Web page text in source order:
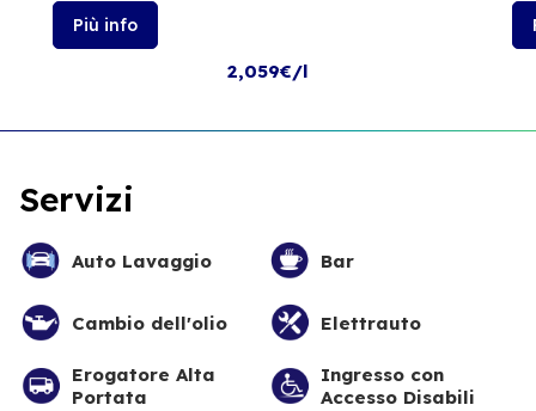
Più info
2,059€/l
Servizi
Auto Lavaggio Bar
Cambio dell'olio Elettrauto
Erogatore Alta
Portata
Ingresso con
Accesso Disabili